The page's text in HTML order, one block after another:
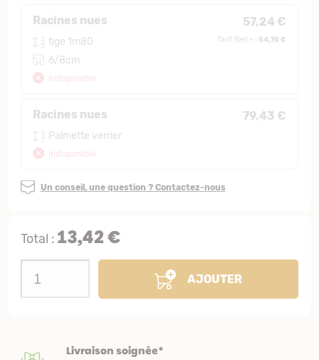
Racines nues 57,24 €
tige 1m80
6/8cm
Indisponible
Tarif 10et + : 54,70 €
Racines nues 79,43 €
Palmette verrier
Indisponible
Un conseil, une question ? Contactez-nous
Total : 13,42 €
AJOUTER
Livraison soignée*